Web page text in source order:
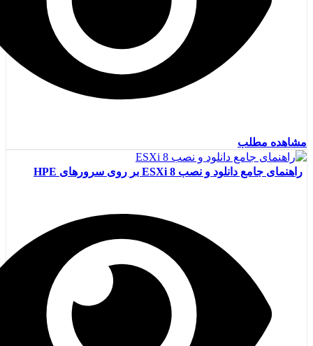
مشاهده مطلب
راهنمای جامع دانلود و نصب ESXi 8 بر روی سرورهای HPE